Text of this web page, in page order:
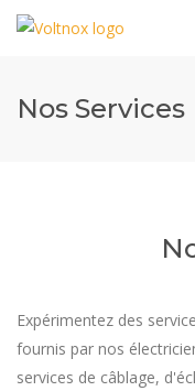
Nos Services
Expérimentez des
fournis par nos
services de câblage,